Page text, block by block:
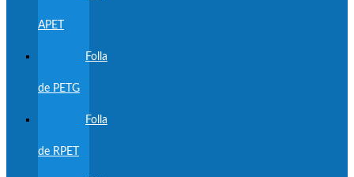
APET
Folla
de PETG
Folla
de RPET